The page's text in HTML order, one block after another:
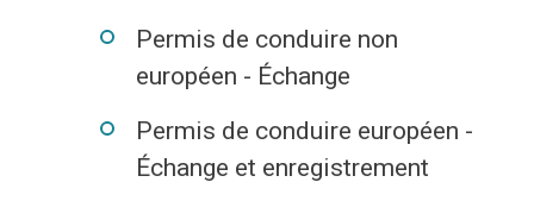
Je suis
Association
Mes démarches en ligne
Permis de conduire non
européen - Échange
Permis de conduire européen -
Échange et enregistrement